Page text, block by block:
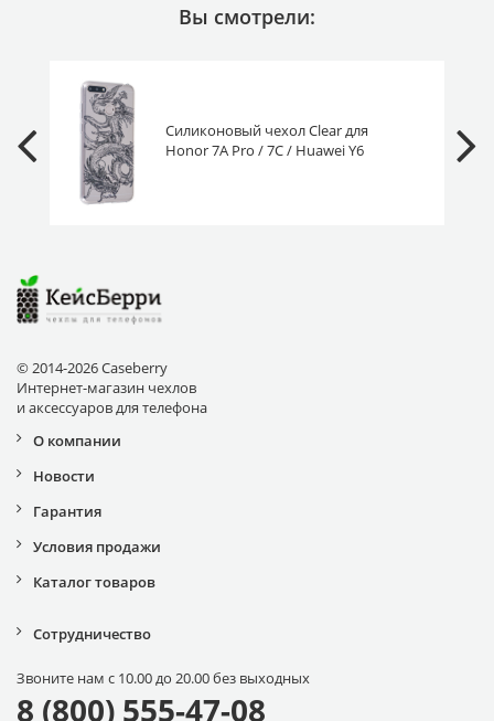
Вы смотрели:
Силиконовый чехол Clear для
Honor 7A Pro / 7C / Huawei Y6
© 2014-2026 Caseberry
Интернет-магазин чехлов
и аксессуаров для телефона
О компании
Новости
Гарантия
Условия продажи
Каталог товаров
Сотрудничество
Звоните нам с 10.00 до 20.00 без выходных
8 (800) 555-47-08